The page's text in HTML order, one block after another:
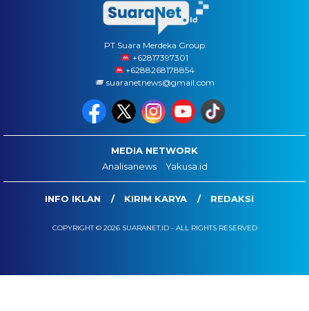
PT Suara Merdeka Group
‪+62817397301
+6288268178854
suaranetnews@gmail.com
MEDIA NETWORK
Analisanews
Yakusa.id
INFO IKLAN KIRIM KARYA REDAKSI
COPYRIGHT © 2026 SUARANET.ID - ALL RIGHTS RESERVED